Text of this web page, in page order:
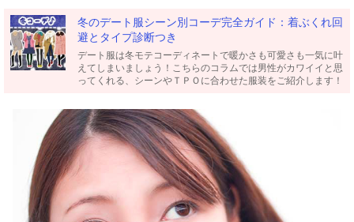
冬のデート服シーン別コーデ完全ガイド：着ぶくれ回
避とタイプ診断つき
デート服は冬モテコーディネートで暖かさも可愛さも一気に叶
えてしまいましょう！こちらのコラムでは男性がカワイイと思
ってくれる、シーンやＴＰＯに合わせた服装をご紹介します！